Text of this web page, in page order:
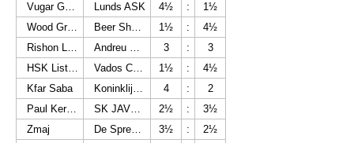
Vugar Gashimov
Lunds ASK 4½ :
1½
Wood Green
Beer Sheva Chess Club 1½ :
4½
Rishon Le Zion A
Andreu Paterna 3 :
3
HSK Lister Turm
Vados Chess Club 1½ :
4½
Kfar Saba
Koninklijke Brugse Schaakkring vzw 4 :
2
Paul Keres 1
SK JAVES Modra 2½ :
3½
Zmaj
De Sprenger Echternach 3½ :
2½